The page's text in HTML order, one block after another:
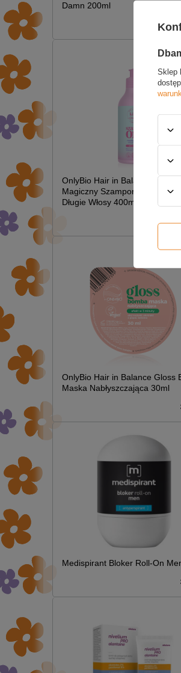
Damn 200ml
OnlyBio Hair in Balance Kids
Magiczny Szampon
Długie Włosy 400ml
OnlyBio Hair in Balance Gloss
Maska Nabłyszczająca 30ml
Medispirant Bloker Roll-On
Joanna Naturia Blond
Joanna
Sklep